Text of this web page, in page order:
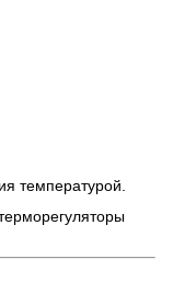
температурой.